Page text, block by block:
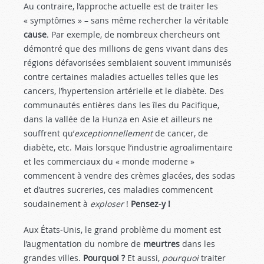
Au contraire, l’approche actuelle est de traiter les
« symptômes » – sans même rechercher la véritable
cause. Par exemple, de nombreux chercheurs ont
démontré que des millions de gens vivant dans des
régions défavorisées semblaient souvent immunisés
contre certaines maladies actuelles telles que les
cancers, l’hypertension artérielle et le diabète. Des
communautés entières dans les îles du Pacifique,
dans la vallée de la Hunza en Asie et ailleurs ne
souffrent qu’exceptionnellementde cancer, de
diabète, etc. Mais lorsque l’industrie agroalimentaire
et les commerciaux du « monde moderne »
commencent à vendre des crèmes glacées, des sodas
et d’autres sucreries, ces maladies commencent
soudainement à exploser! Pensez-y !
Aux États-Unis, le grand problème du moment est
l’augmentation du nombre de meurtres dans les
grandes villes. Pourquoi ?Et aussi, pourquoitraiter